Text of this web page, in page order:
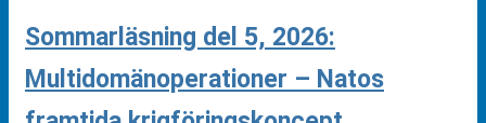
Sommarläsning del 5, 2026:
Multidomänoperationer – Natos